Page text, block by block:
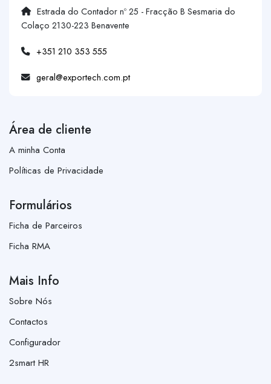
Estrada do Contador nº 25 - Fracção B Sesmaria do
Colaço 2130-223 Benavente
+351 210 353 555
geral@exportech.com.pt
Área de cliente
A minha Conta
Políticas de Privacidade
Formulários
Ficha de Parceiros
Ficha RMA
Mais Info
Sobre Nós
Contactos
Configurador
2smart HR